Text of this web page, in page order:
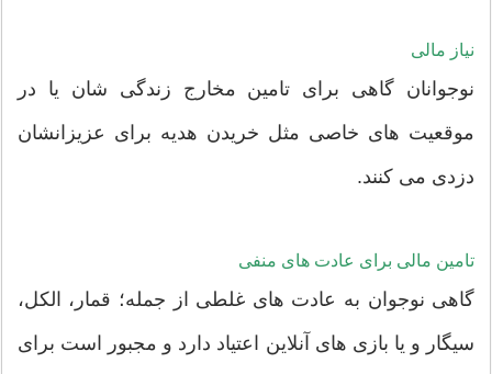
نیاز مالی
نوجوانان گاهی برای تامین مخارج زندگی شان یا در
موقعیت های خاصی مثل خریدن هدیه برای عزیزانشان
دزدی می کنند.
تامین مالی برای عادت های منفی
گاهی نوجوان به عادت های غلطی از جمله؛ قمار، الکل،
سیگار و یا بازی های آنلاین اعتیاد دارد و مجبور است برای